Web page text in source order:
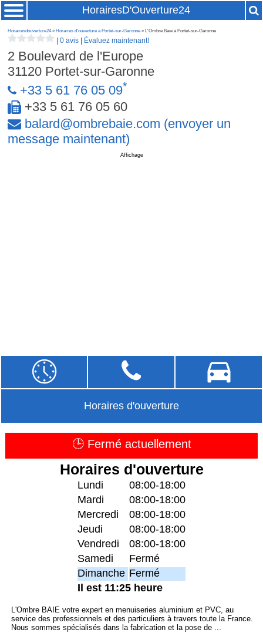
HorairesD'Ouverture24
Horairesdouverture24» Horaires d'ouverture à Portet-sur-Garonne » L'Ombre Baie à Portet-sur-Garonne
|0 avis Évaluez maintenant!
2 Boulevard de l'Europe
31120 Portet-sur-Garonne
+33 5 61 76 05 09*
+33 5 61 76 05 60
balard@ombrebaie.com (envoyer un
message maintenant)
Affichage
Horaires d'ouverture
🕒 Fermé actuellement
Horaires d'ouverture
Lundi
08:00-18:00
Mardi
08:00-18:00
Mercredi
08:00-18:00
Jeudi
08:00-18:00
Vendredi
08:00-18:00
Samedi
Fermé
Dimanche Fermé
Il est 11:25 heure
L'Ombre BAIE votre expert en menuiseries aluminium et PVC, au
service des professionnels et des particuliers à travers toute la France.
Nous sommes spécialisés dans la fabrication et la pose de ...